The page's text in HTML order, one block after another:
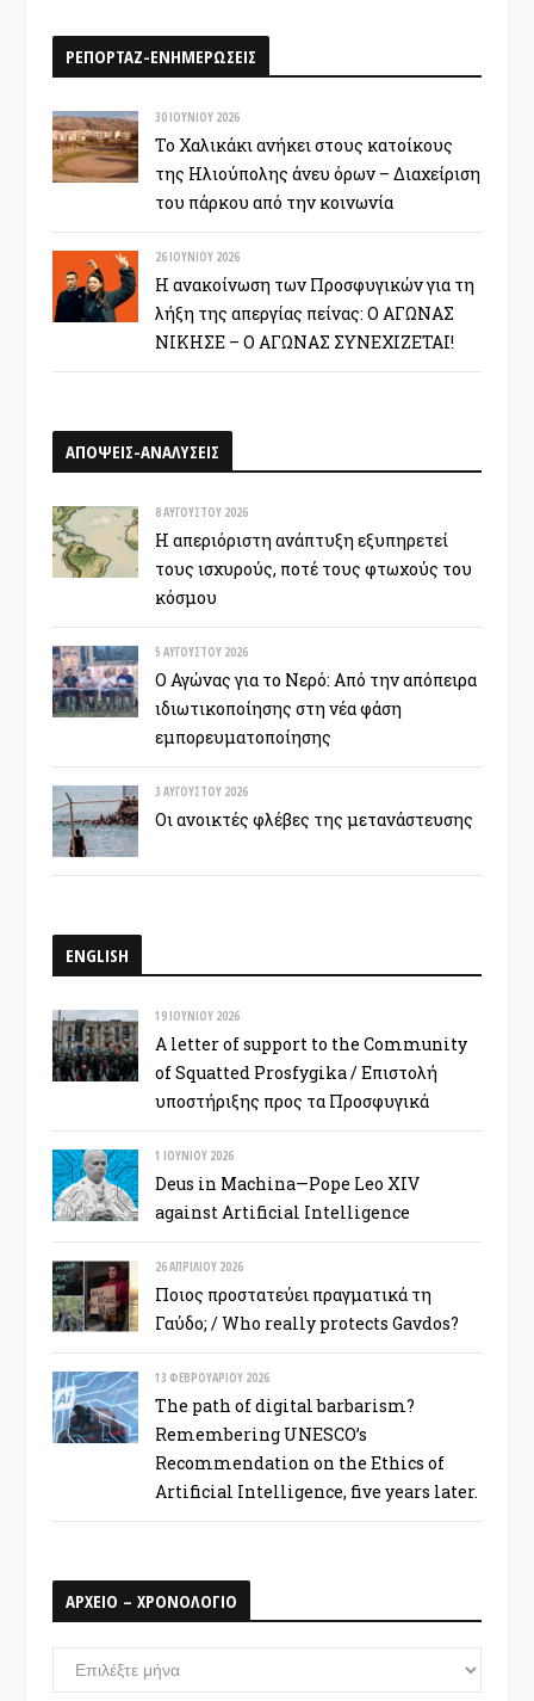
ΡΕΠΟΡΤΑΖ-ΕΝΗΜΕΡΩΣΕΙΣ
30 ΙΟΥΝΊΟΥ 2026
Το Χαλικάκι ανήκει στους κατοίκους
της Ηλιούπολης άνευ όρων – Διαχείριση
του πάρκου από την κοινωνία
26 ΙΟΥΝΊΟΥ 2026
Η ανακοίνωση των Προσφυγικών για τη
λήξη της απεργίας πείνας: Ο ΑΓΩΝΑΣ
ΝΙΚΗΣΕ – Ο ΑΓΩΝΑΣ ΣΥΝΕΧΙΖΕΤΑΙ!
ΑΠΟΨΕΙΣ-ΑΝΑΛΥΣΕΙΣ
8 ΑΥΓΟΎΣΤΟΥ 2026
Η απεριόριστη ανάπτυξη εξυπηρετεί
τους ισχυρούς, ποτέ τους φτωχούς του
κόσμου
5 ΑΥΓΟΎΣΤΟΥ 2026
Ο Αγώνας για το Νερό: Από την απόπειρα
ιδιωτικοποίησης στη νέα φάση
εμπορευματοποίησης
3 ΑΥΓΟΎΣΤΟΥ 2026
Οι ανοικτές φλέβες της μετανάστευσης
ENGLISH
19 ΙΟΥΝΊΟΥ 2026
A letter of support to the Community
of Squatted Prosfygika / Επιστολή
υποστήριξης προς τα Προσφυγικά
1 ΙΟΥΝΊΟΥ 2026
Deus in Machina—Pope Leo XIV
against Artificial Intelligence
26 ΑΠΡΙΛΊΟΥ 2026
Ποιος προστατεύει πραγματικά τη
Γαύδο; / Who really protects Gavdos?
13 ΦΕΒΡΟΥΑΡΊΟΥ 2026
The path of digital barbarism?
Remembering UNESCO’s
Recommendation on the Ethics of
Artificial Intelligence, five years later.
ΑΡΧΕΙΟ – ΧΡΟΝΟΛΟΓΙΟ
ΑΡΧΕΙΟ
–